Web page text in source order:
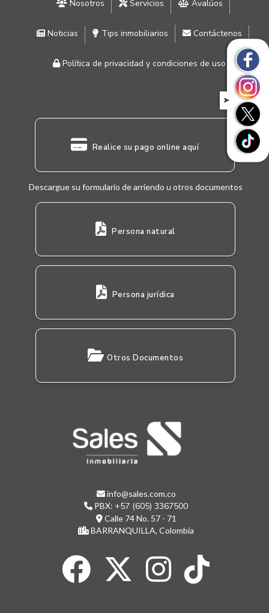
Nosotros Servicios Avalúos
Noticias Tips inmobiliarios Contáctenos
Política de privacidad y condiciones de uso
Realice su pago online aquí
Descargue su formulario de arriendo u otros documentos
Persona natural
Persona jurídica
Otros Documentos
info@sales.com.co
PBX: +57 (605) 3367500
Calle 74 No. 57 - 71
BARRANQUILLA, Colombia
➤